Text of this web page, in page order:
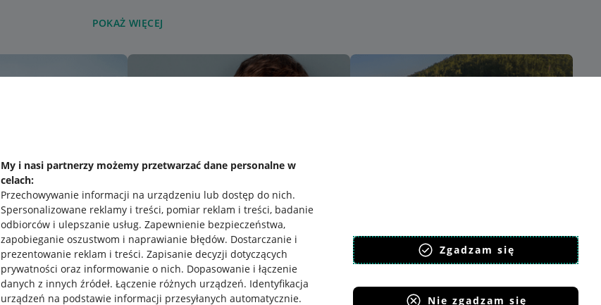
My i nasi partnerzy możemy przetwarzać dane personalne w
celach:
Przechowywanie informacji na urządzeniu lub dostęp do nich.
Spersonalizowane reklamy i treści, pomiar reklam i treści, badanie
odbiorców i ulepszanie usług. Zapewnienie bezpieczeństwa,
zapobieganie oszustwom i naprawianie błędów. Dostarczanie i
prezentowanie reklam i treści. Zapisanie decyzji dotyczących
prywatności oraz informowanie o nich. Dopasowanie i łączenie
danych z innych źródeł. Łączenie różnych urządzeń. Identyfikacja
urządzeń na podstawie informacji przesyłanych automatycznie.
Zgadzam się
Nie zgadzam się
POKAŻ WIĘCEJ